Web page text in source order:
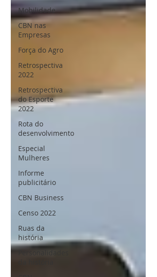
Mobilidade
CBN nas
Empresas
Força do Agro
Retrospectiva
2022
Retrospectiva
do Esporte
2022
Rota do
desenvolvimento
Especial
Mulheres
Informe
publicitário
CBN Business
Censo 2022
Ruas da
história